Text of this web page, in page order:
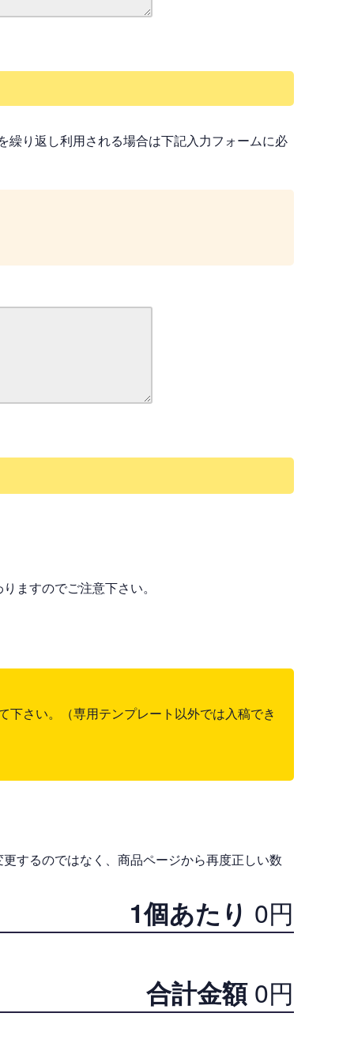
り返し利用される場合は下記入力フォームに必
ますのでご注意下さい。
下さい。（専用テンプレート以外では入稿でき
するのではなく、商品ページから再度正しい数
1個あたり 0円
合計金額0円